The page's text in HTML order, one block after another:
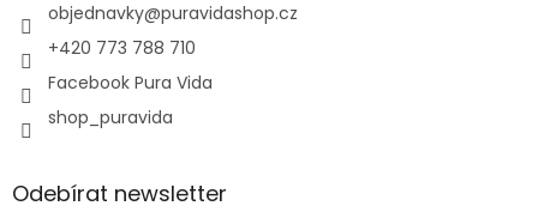
objednavky@puravidashop.cz
+420 773 788 710
Facebook Pura Vida
shop_puravida
Odebírat newsletter